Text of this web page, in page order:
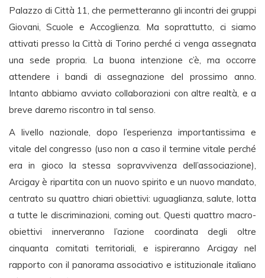
Palazzo di Città 11, che permetteranno gli incontri dei gruppi
Giovani, Scuole e Accoglienza. Ma soprattutto, ci siamo
attivati presso la Città di Torino perché ci venga assegnata
una sede propria. La buona intenzione c’è, ma occorre
attendere i bandi di assegnazione del prossimo anno.
Intanto abbiamo avviato collaborazioni con altre realtà, e a
breve daremo riscontro in tal senso.
A livello nazionale, dopo l’esperienza importantissima e
vitale del congresso (uso non a caso il termine vitale perché
era in gioco la stessa sopravvivenza dell’associazione),
Arcigay è ripartita con un nuovo spirito e un nuovo mandato,
centrato su quattro chiari obiettivi: uguaglianza, salute, lotta
a tutte le discriminazioni, coming out. Questi quattro macro-
obiettivi innerveranno l’azione coordinata degli oltre
cinquanta comitati territoriali, e ispireranno Arcigay nel
rapporto con il panorama associativo e istituzionale italiano